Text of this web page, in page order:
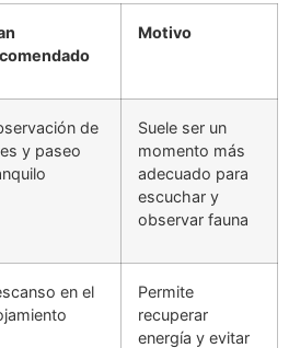
Motivo
de
y paseo
Suele ser un
momento más
adecuado para
escuchar y
observar fauna
en el
Permite
recuperar
energía y evitar